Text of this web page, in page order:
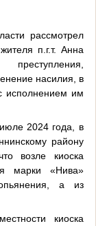
рассмотрел
п.г.т. Анна
насилия, в
исполнением им
2024 года, в
району
возле киоска
марки «Нива»
а из
киоска